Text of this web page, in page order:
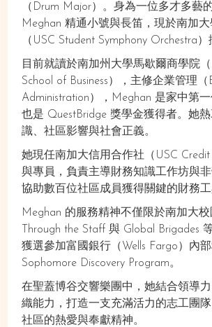
（Drum Major）。身為一位多才多藝
Meghan 精通小號與長笛，現於南加
（USC Student Symphony Orchestra）
目前就讀於南加州大學馬歇爾商學院（
School of Business），主修企業管理（
Administration），Meghan 是家中第
也是 QuestBridge 獎學金獲得者。她
識、社區影響與社會正義。
她現任南加大信用合作社（USC
與專員，負責主導財務知識工作坊與非
協助數百位社區成員獲得關鍵的財務工
Meghan 的服務精神不僅限於南加大
Through the Staff 與 Global Brigades
獲選參加富國銀行（Wells Fargo）內
Sophomore Discovery Program。
在聖蓋博谷交響樂團中，她結合領導
織能力，打造一支充滿活力的志工團
社區的熱愛與奉獻精神。